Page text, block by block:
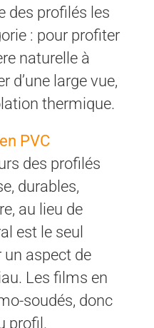
des profilés les
: pour profiter
naturelle à
d’une large vue,
thermique.
PVC
des profilés
durables,
au lieu de
est le seul
aspect de
Les films en
soudés, donc
profil.